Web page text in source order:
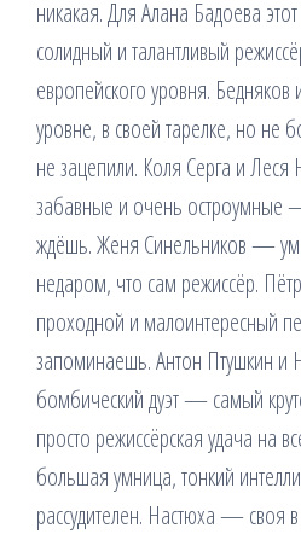
никакая. Для Алана Бадоева
солидный и талантливый
европейского уровня.
уровне, в своей тарелке, но
не зацепили. Коля Серга и
забавные и очень остроумные
ждёшь. Женя Синельников —
недаром, что сам режиссёр.
проходной и малоинтересный
запоминаешь. Антон Птушкин
бомбический дуэт — самый
просто режиссёрская удача на
большая умница, тонкий
рассудителен. Настюха — своя